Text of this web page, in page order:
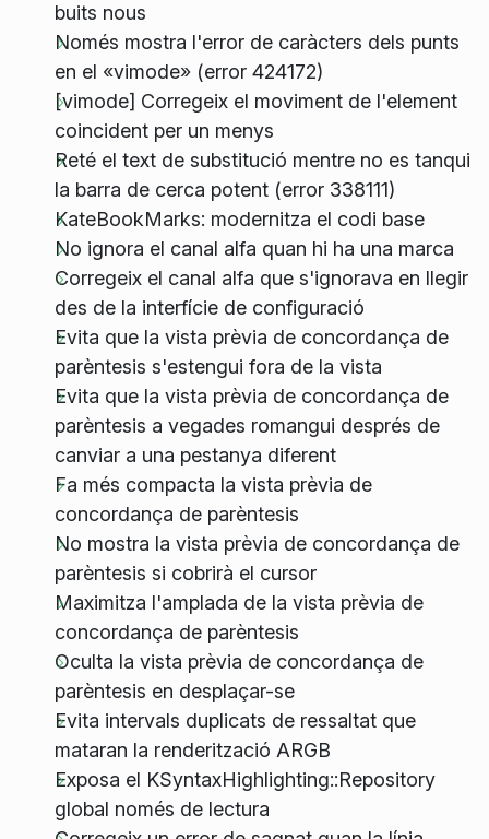
buits nous
Només mostra l'error de caràcters dels punts
en el «vimode» (error 424172)
[vimode] Corregeix el moviment de l'element
coincident per un menys
Reté el text de substitució mentre no es tanqui
la barra de cerca potent (error 338111)
KateBookMarks: modernitza el codi base
No ignora el canal alfa quan hi ha una marca
Corregeix el canal alfa que s'ignorava en llegir
des de la interfície de configuració
Evita que la vista prèvia de concordança de
parèntesis s'estengui fora de la vista
Evita que la vista prèvia de concordança de
parèntesis a vegades romangui després de
canviar a una pestanya diferent
Fa més compacta la vista prèvia de
concordança de parèntesis
No mostra la vista prèvia de concordança de
parèntesis si cobrirà el cursor
Maximitza l'amplada de la vista prèvia de
concordança de parèntesis
Oculta la vista prèvia de concordança de
parèntesis en desplaçar-se
Evita intervals duplicats de ressaltat que
mataran la renderització ARGB
Exposa el KSyntaxHighlighting::Repository
global només de lectura